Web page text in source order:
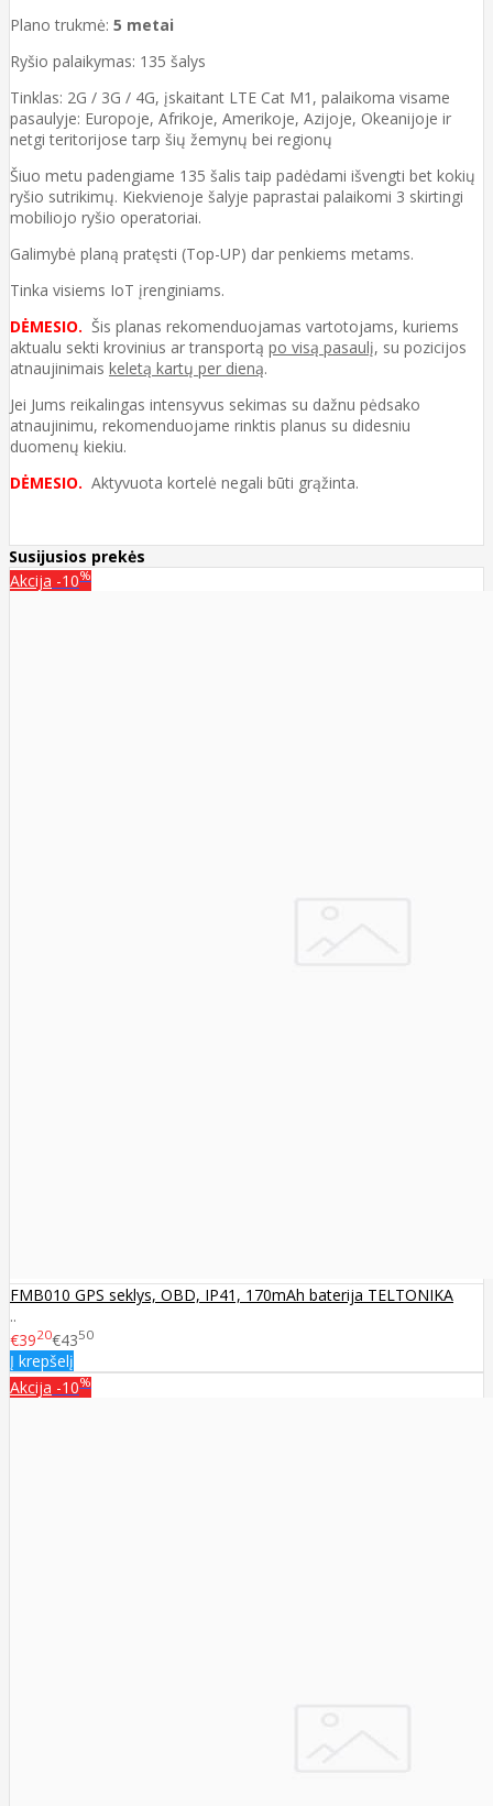
Plano trukmė: 5 metai
Ryšio palaikymas: 135 šalys
Tinklas: 2G / 3G / 4G, įskaitant LTE Cat M1, palaikoma visame
pasaulyje: Europoje, Afrikoje, Amerikoje, Azijoje, Okeanijoje ir
netgi teritorijose tarp šių žemynų bei regionų
Šiuo metu padengiame 135 šalis taip padėdami išvengti bet kokių
ryšio sutrikimų. Kiekvienoje šalyje paprastai palaikomi 3 skirtingi
mobiliojo ryšio operatoriai.
Galimybė planą pratęsti (Top-UP) dar penkiems metams.
Tinka visiems IoT įrenginiams.
DĖMESIO. Šis planas rekomenduojamas vartotojams, kuriems
aktualu sekti krovinius ar transportą po visą pasaulį, su pozicijos
atnaujinimais keletą kartų per dieną.
Jei Jums reikalingas intensyvus sekimas su dažnu pėdsako
atnaujinimu, rekomenduojame rinktis planus su didesniu
duomenų kiekiu.
DĖMESIO. Aktyvuota kortelė negali būti grąžinta.
Susijusios prekės
Akcija -10%
FMB010 GPS seklys, OBD, IP41, 170mAh baterija TELTONIKA
..
€3920€4350
Į krepšelį
Akcija -10%